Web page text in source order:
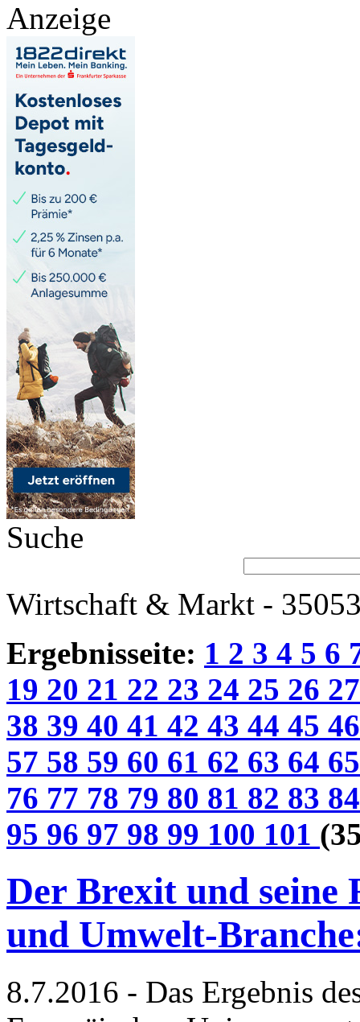
Anzeige
Suche
Wirtschaft & Markt -
Ergebnisseite: 1 2 3 4 5 6
19 20 21 22 23 24 25 26
38 39 40 41 42 43 44 45
57 58 59 60 61 62 63 64
76 77 78 79 80 81 82 83
95 96 97 98 99 100 101
Der Brexit und seine
und Umwelt-
8.7.2016 - Das Ergebnis